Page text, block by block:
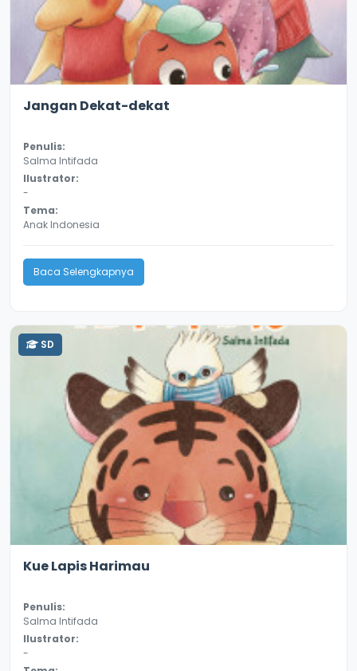
Jangan Dekat-dekat
Penulis:
Salma Intifada
Ilustrator:
-
Tema:
Anak Indonesia
Baca Selengkapnya
SD
Kue Lapis Harimau
Penulis:
Salma Intifada
Ilustrator:
-